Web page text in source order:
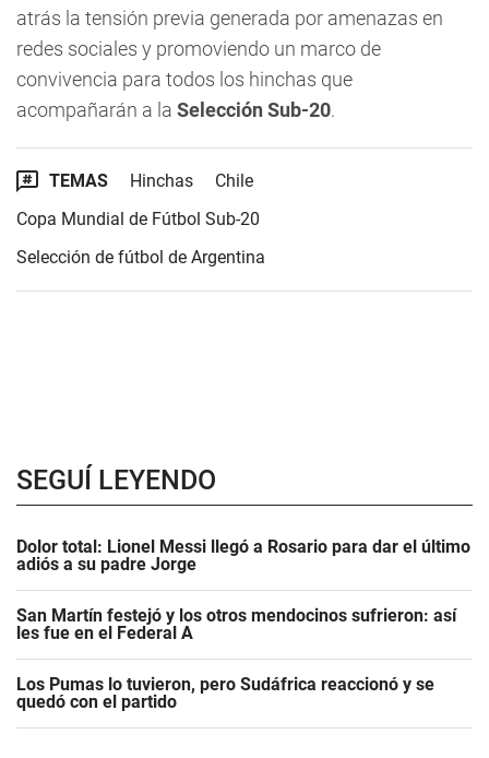
atrás la tensión previa generada por amenazas en
redes sociales y promoviendo un marco de
convivencia para todos los hinchas que
acompañarán a la Selección Sub-20.
TEMAS Hinchas
Chile
Copa Mundial de Fútbol Sub-20
Selección de fútbol de Argentina
SEGUÍ LEYENDO
Dolor total: Lionel Messi llegó a Rosario para dar el último
adiós a su padre Jorge
San Martín festejó y los otros mendocinos sufrieron: así
les fue en el Federal A
Los Pumas lo tuvieron, pero Sudáfrica reaccionó y se
quedó con el partido